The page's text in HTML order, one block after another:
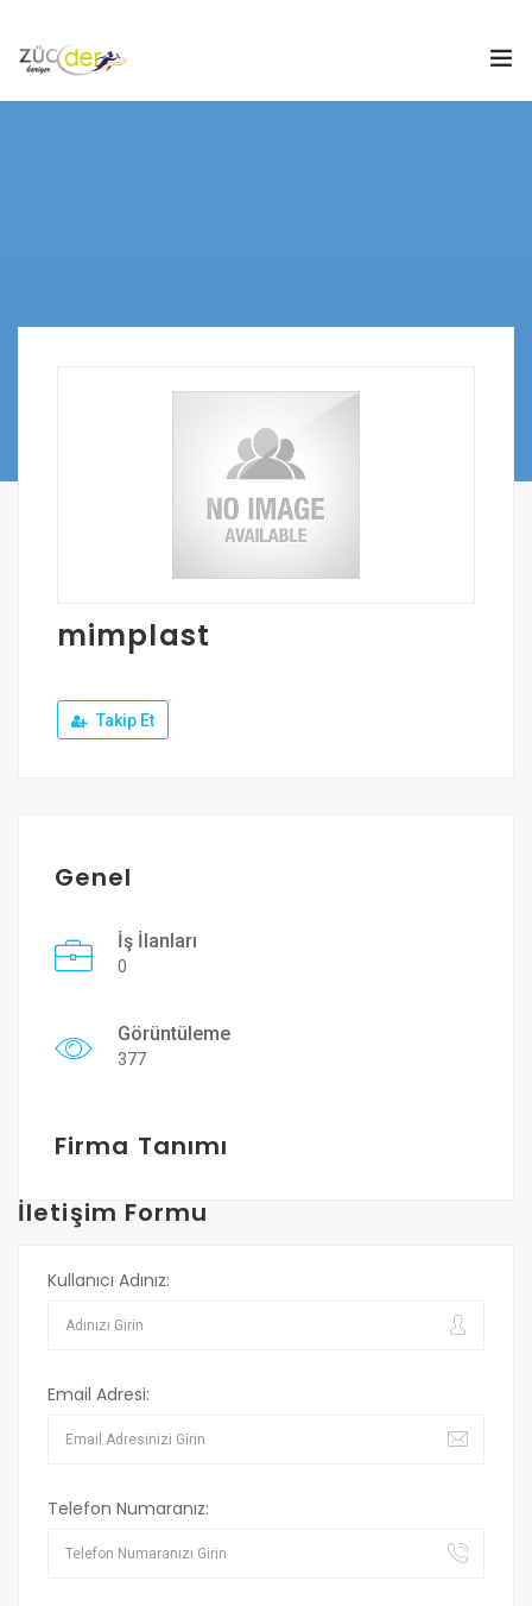
Giriş Yap
mimplast
Takip Et
Genel
İş İlanları
0
Görüntüleme
377
Firma Tanımı
İletişim Formu
Kullanıcı Adınız:
Email Adresi:
Telefon Numaranız: